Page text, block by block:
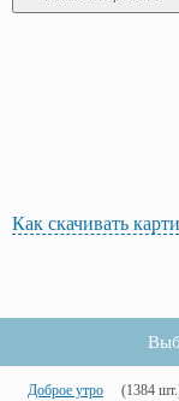
Как скачивать
Доброе утро (1384